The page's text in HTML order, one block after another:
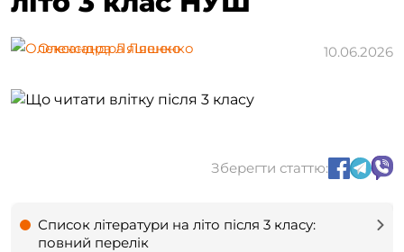
Олександра Ляшенко 10.06.2026
Зберегти статтю:
Список літератури на літо після 3 класу:
повний перелік